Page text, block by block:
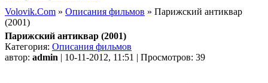
Volovik.Com » Описания фильмов » Парижский антиквар
(2001)
Парижский антиквар (2001)
Категория: Описания фильмов
автор: admin | 10-11-2012, 11:51 | Просмотров: 39